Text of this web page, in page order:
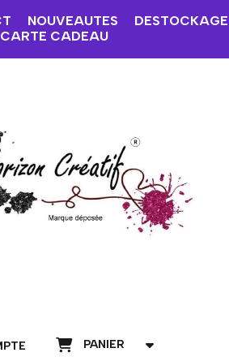
NOUVEAUTES
DESTOCKAGE
CARTE CADEAU
PANIER